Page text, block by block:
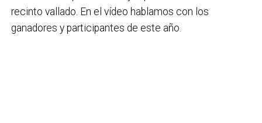
recinto vallado. En el vídeo hablamos con los
ganadores y participantes de este año.